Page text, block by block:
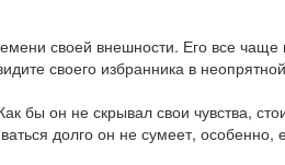
своей внешности. Его все чаще
своего избранника в
бы он не скрывал свои чувства,
долго он не сумеет, особенно,